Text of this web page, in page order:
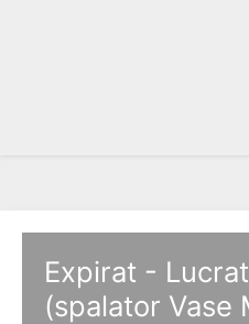
Expirat -
(spalator Vase